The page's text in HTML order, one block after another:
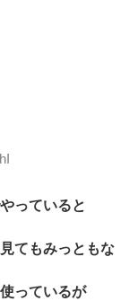
っていると
てもみっともな
っているが